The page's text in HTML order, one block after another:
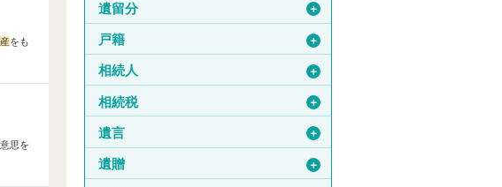
をも
思を
遺留分 ＋
戸籍 ＋
相続人 ＋
相続税 ＋
遺言 ＋
遺贈 ＋